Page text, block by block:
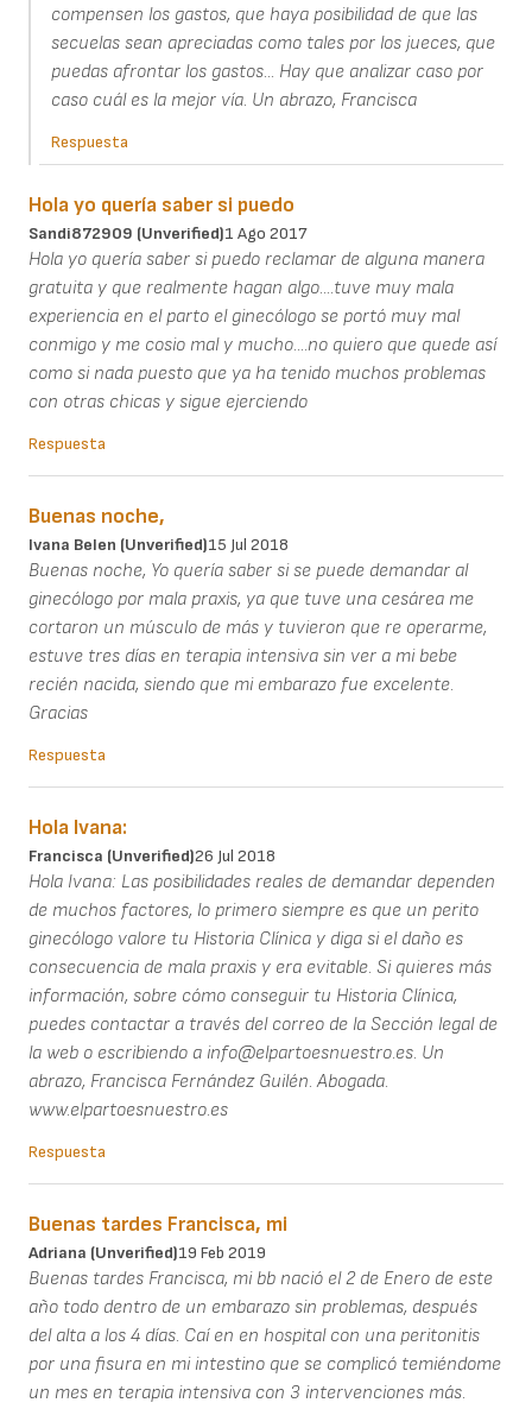
compensen los gastos, que haya posibilidad de que las
secuelas sean apreciadas como tales por los jueces, que
puedas afrontar los gastos... Hay que analizar caso por
caso cuál es la mejor vía. Un abrazo, Francisca
Respuesta
Hola yo quería saber si puedo
Sandi872909 (unverified)1 Ago 2017
Hola yo quería saber si puedo reclamar de alguna manera
gratuita y que realmente hagan algo....tuve muy mala
experiencia en el parto el ginecólogo se portó muy mal
conmigo y me cosio mal y mucho....no quiero que quede así
como si nada puesto que ya ha tenido muchos problemas
con otras chicas y sigue ejerciendo
Respuesta
Buenas noche,
Ivana Belen (unverified)15 Jul 2018
Buenas noche, Yo quería saber si se puede demandar al
ginecólogo por mala praxis, ya que tuve una cesárea me
cortaron un músculo de más y tuvieron que re operarme,
estuve tres días en terapia intensiva sin ver a mi bebe
recién nacida, siendo que mi embarazo fue excelente.
Gracias
Respuesta
Hola Ivana:
Francisca (unverified)26 Jul 2018
Hola Ivana: Las posibilidades reales de demandar dependen
de muchos factores, lo primero siempre es que un perito
ginecólogo valore tu Historia Clínica y diga si el daño es
consecuencia de mala praxis y era evitable. Si quieres más
información, sobre cómo conseguir tu Historia Clínica,
puedes contactar a través del correo de la Sección legal de
la web o escribiendo a info@elpartoesnuestro.es. Un
abrazo, Francisca Fernández Guilén. Abogada.
www.elpartoesnuestro.es
Respuesta
Buenas tardes Francisca, mi
Adriana (unverified)19 Feb 2019
Buenas tardes Francisca, mi bb nació el 2 de Enero de este
año todo dentro de un embarazo sin problemas, después
del alta a los 4 días. Caí en en hospital con una peritonitis
por una fisura en mi intestino que se complicó temiéndome
un mes en terapia intensiva con 3 intervenciones más.